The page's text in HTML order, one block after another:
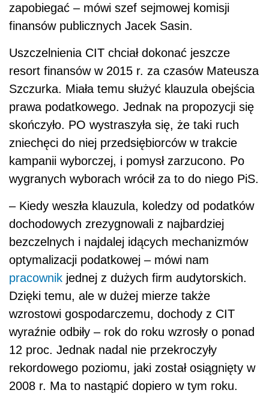
zapobiegać – mówi szef sejmowej komisji
finansów publicznych Jacek Sasin.
Uszczelnienia CIT chciał dokonać jeszcze
resort finansów w 2015 r. za czasów Mateusza
Szczurka. Miała temu służyć klauzula obejścia
prawa podatkowego. Jednak na propozycji się
skończyło. PO wystraszyła się, że taki ruch
zniechęci do niej przedsiębiorców w trakcie
kampanii wyborczej, i pomysł zarzucono. Po
wygranych wyborach wrócił za to do niego PiS.
– Kiedy weszła klauzula, koledzy od podatków
dochodowych zrezygnowali z najbardziej
bezczelnych i najdalej idących mechanizmów
optymalizacji podatkowej – mówi nam
pracownik jednej z dużych firm audytorskich.
Dzięki temu, ale w dużej mierze także
wzrostowi gospodarczemu, dochody z CIT
wyraźnie odbiły – rok do roku wzrosły o ponad
12 proc. Jednak nadal nie przekroczyły
rekordowego poziomu, jaki został osiągnięty w
2008 r. Ma to nastąpić dopiero w tym roku.